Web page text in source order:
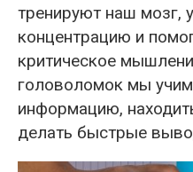
тренируют наш мозг,
концентрацию и
критическое
головоломок мы
информацию,
делать быстрые